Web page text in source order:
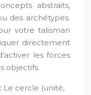
abstraits,
des archétypes.
votre talisman
directement
les forces
objectifs.
Le cercle (unité,